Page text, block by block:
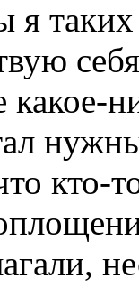
я
какое-
кто-